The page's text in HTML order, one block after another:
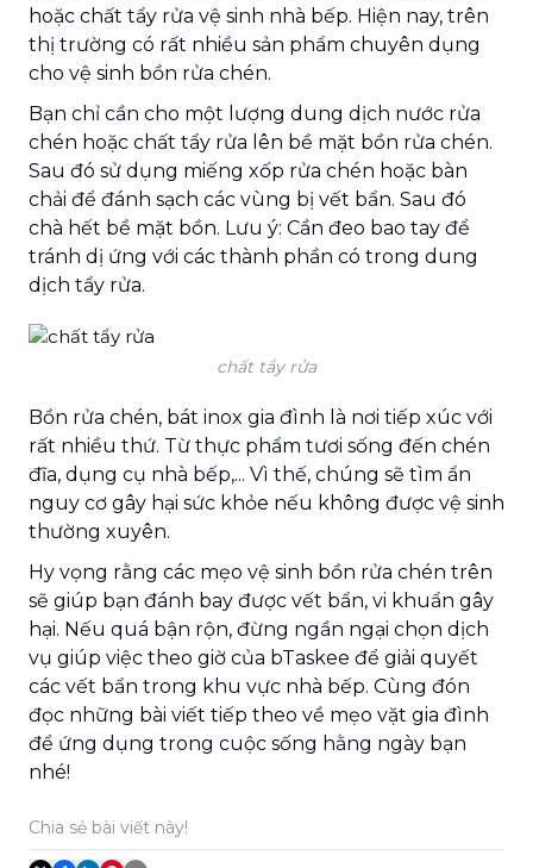
hoặc chất tẩy rửa vệ sinh nhà bếp. Hiện nay, trên
thị trường có rất nhiều sản phẩm chuyên dụng
cho vệ sinh bồn rửa chén.
Bạn chỉ cần cho một lượng dung dịch nước rửa
chén hoặc chất tẩy rửa lên bề mặt bồn rửa chén.
Sau đó sử dụng miếng xốp rửa chén hoặc bàn
chải để đánh sạch các vùng bị vết bẩn. Sau đó
chà hết bề mặt bồn. Lưu ý: Cần đeo bao tay để
tránh dị ứng với các thành phần có trong dung
dịch tẩy rửa.
chất tẩy rửa
Bồn rửa chén, bát inox gia đình là nơi tiếp xúc với
rất nhiều thứ. Từ thực phẩm tươi sống đến chén
đĩa, dụng cụ nhà bếp,... Vì thế, chúng sẽ tìm ẩn
nguy cơ gây hại sức khỏe nếu không được vệ sinh
thường xuyên.
Hy vọng rằng các mẹo vệ sinh bồn rửa chén trên
sẽ giúp bạn đánh bay được vết bẩn, vi khuẩn gây
hại. Nếu quá bận rộn, đừng ngần ngại chọn dịch
vụ giúp việc theo giờ của bTaskee để giải quyết
các vết bẩn trong khu vực nhà bếp. Cùng đón
đọc những bài viết tiếp theo về mẹo vặt gia đình
để ứng dụng trong cuộc sống hằng ngày bạn
nhé!
Chia sẻ bài viết này!